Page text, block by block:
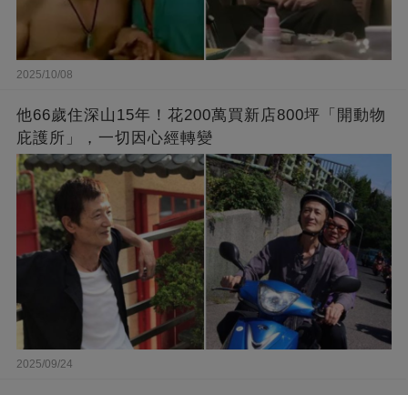
2025/10/08
他66歲住深山15年！花200萬買新店800坪「開動物
庇護所」，一切因心經轉變
2025/09/24